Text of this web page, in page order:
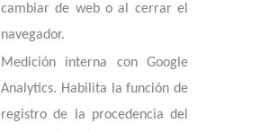
cambiar de web o al cerrar el
navegador.
Medición interna con Google
Analytics. Habilita la función de
registro de la procedencia del